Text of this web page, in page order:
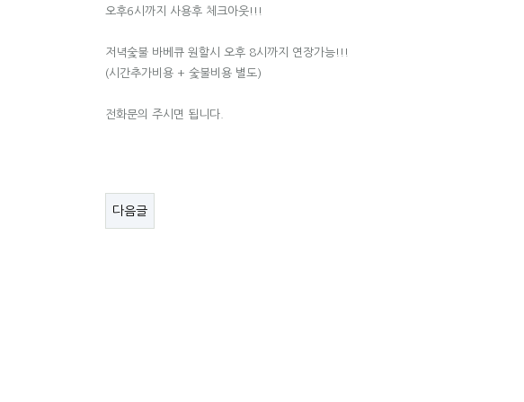
오후6시까지 사용후 체크아웃!!!
저녁숯불 바베큐 원할시 오후 8시까지 연장가능!!!
(시간추가비용 + 숯불비용 별도)
전화문의 주시면 됩니다.
다음글